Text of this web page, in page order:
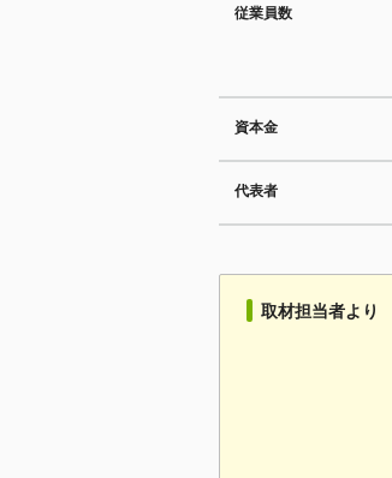
従業員数
資本金
代表者
取材担当者より